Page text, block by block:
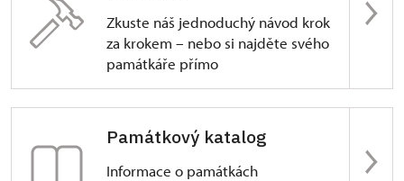
Zkuste náš jednoduchý návod krok
za krokem – nebo si najděte svého
památkáře přímo
Památkový katalog
Informace o památkách